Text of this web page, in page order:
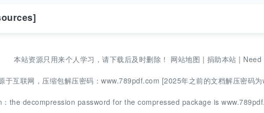
本站资源只用来个人学习，请下载后及时删除！ 网站地图 | 捐助本站 | Need
于互联网，压缩包解压密码：www.789pdf.com [2025年之前的文档解压密码
the decompression password for the compressed package is